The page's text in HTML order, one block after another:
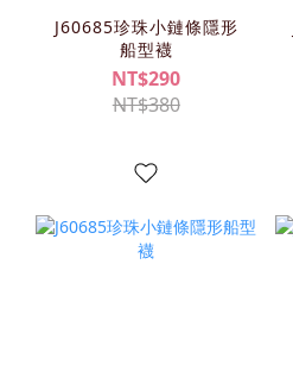
J60685珍珠小鏈條隱形
船型襪
NT$290
NT$380